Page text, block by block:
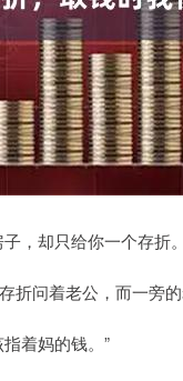
，却只给你一个存折
问着老公，而一旁
着妈的钱。”